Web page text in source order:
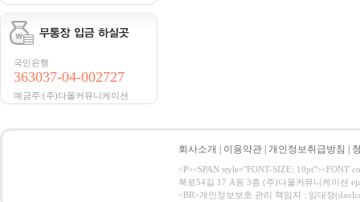
국민은행
363037-04-002727
예금주:(주)다올커뮤니케이션
회사소개 이용약관 개인정보취급방침
<P><SPAN style="FONT-SIZE:
북로54길 17 A동 3층 (주)다올커뮤니케이션
<BR>개인정보보호 관리 책임자 : 임대정